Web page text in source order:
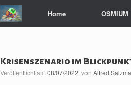
Home OSMIUM
Krisenszenario im
Veröffentlicht am 08/07/2022 von Alfred